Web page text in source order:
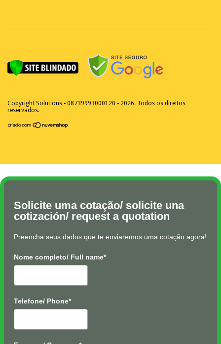
Copyright Solutions - 08739993000120 - 2026. Todos os direitos
reservados.
Solicite uma cotação/ solicite una
cotización/ request a quotation
Preencha seus dados que te enviaremos uma cotação agora!
Nome completo/ Full name*
Telefone/ Phone*